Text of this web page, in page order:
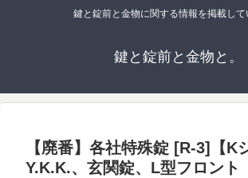
鍵と錠前と金物に関する情報を掲載して
鍵と錠前と金物と。
【廃番】各社特殊錠 [R-3]【K
Y.K.K.、玄関錠、L型フロント